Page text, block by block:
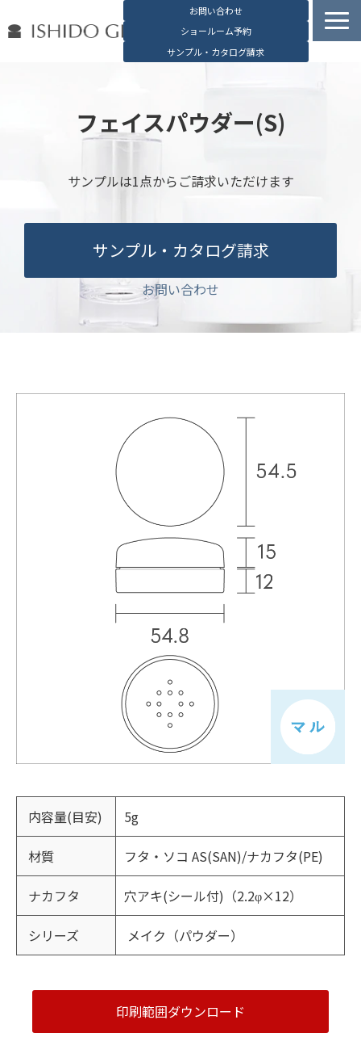
お問い合わせ
ショールーム予約
サンプル・カタログ請求
石堂硝子の特長
お役立ち資料
ブログ
会社概要
English
フェイスパウダー(S)
サンプルは1点からご請求いただけます
サンプル・カタログ請求
お問い合わせ
内容量(目安) 5g
材質 フタ・ソコ AS(SAN)/ナカフタ(PE)
ナカフタ 穴アキ(シール付)（2.2φ×12）
シリーズ メイク（パウダー）
印刷範囲ダウンロード